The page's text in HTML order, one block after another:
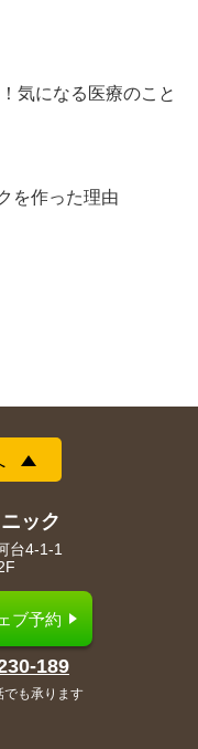
気になる医療のこと
を作った理由
ック
台4-1-1
ブ予約
189
でも承ります